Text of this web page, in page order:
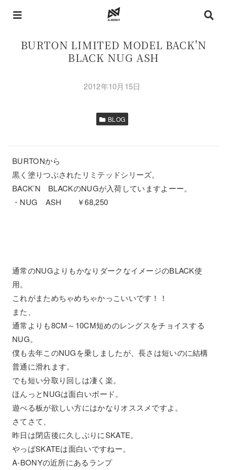
BURTON LIMITED MODEL BACK'N
BLACK NUG ASH
2012年10月15日
BLOG
BURTONから
黒く塗りつぶされたリミテッドシリーズ。
BACK’N BLACKのNUGが入荷していますよーー。
・NUG ASH ￥68,250
通常のNUGよりもかなりダークなイメージのBLACK使
用。
これがまためちゃめちゃかっこいいです！！
また、
通常よりも8CM～10CM短めのレングスをチョイスする
NUG。
僕も去年このNUGを乗しましたが、長さは短いのに結構
普通に滑れます。
でも短い分取り回しは凄く楽。
ほんっとNUGは面白いボード。
遊べる板が欲しい方にはかなりオススメですよ。
さてさて、
昨日は閉店後に久しぶりにSKATE。
やっぱSKATEは面白いですねー。
A-BONYの近所にあるランプ